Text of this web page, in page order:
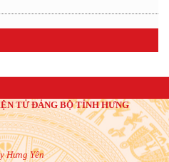
TỬ ĐẢNG BỘ TỈNH HƯNG
Hưng Yên